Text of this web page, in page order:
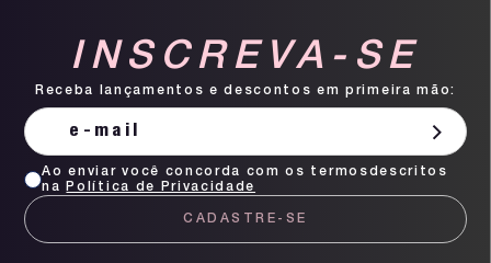
INSCREVA-SE
Receba lançamentos e descontos em primeira mão:
CADASTRE-SE
Ao enviar você concorda com os termosdescritos
na
Política de Privacidade